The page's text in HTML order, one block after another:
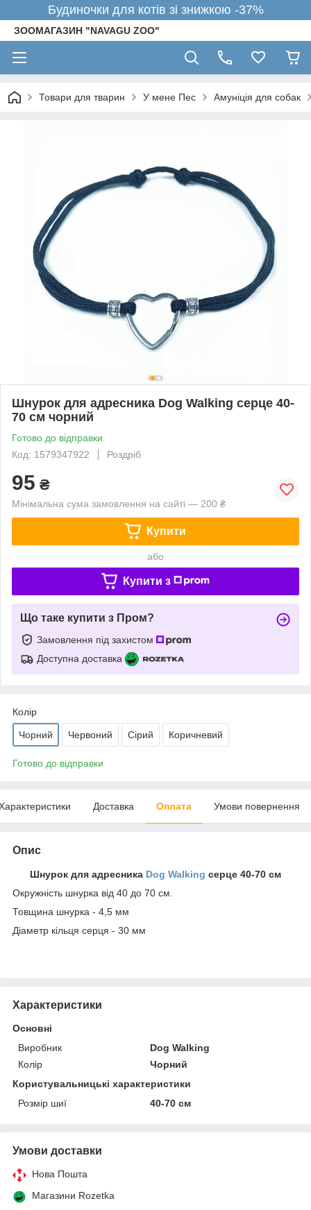
Будиночки для котів зі знижкою -37%
ЗООМАГАЗИН "NAVAGU ZOO"
Товари для тварин У мене Пес Амуніція для собак
Шнурок для адресника Dog Walking серце 40-
70 см чорний
Готово до відправки
Код: 1579347922
Роздріб
95 ₴
Мінімальна сума замовлення на сайті — 200 ₴
Купити
або
Купити з
Що таке купити з Пром?
Замовлення під захистом
Доступна доставка
Колір
Чорний Червоний Сірий Коричневий
Готово до відправки
Доставка Оплата Умови повернення
Опис
Шнурок для адресника Dog Walking серце 40-70 см
Окружність шнурка від 40 до 70 см.
Товщина шнурка - 4,5 мм
Діаметр кільця серця - 30 мм
Характеристики
Основні
Виробник
Dog Walking
Колір
Чорний
Користувальницькі характеристики
Розмір шиї
40-70 см
Умови доставки
Нова Пошта
Магазини Rozetka